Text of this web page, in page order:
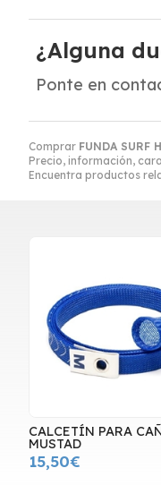
Comprar FUNDA SURF
Precio, información,
Encuentra productos
¿Alguna
Ponte en
CALCETÍN PARA
MUSTAD
15,50€